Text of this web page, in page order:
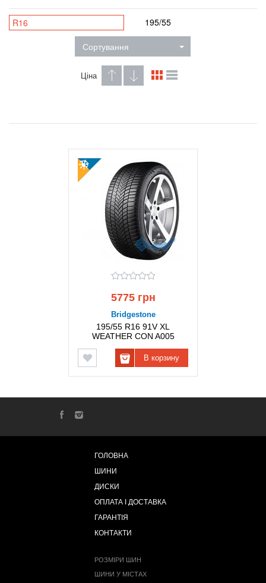
R16 195/55
Сортування
Ціна
5775 грн
Bridgestone
195/55 R16 91V XL
WEATHER CON A005
В корзину
ГОЛОВНА
ШИНИ
ДИСКИ
ОПЛАТА І ДОСТАВКА
ГАРАНТІЯ
КОНТАКТИ
РОЗМІРИ ШИН
ШИНИ У МІСТАХ